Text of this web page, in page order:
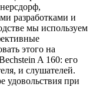
разработками и
мы используем
этого на
A 160: его
и слушателей.
удовольствия при